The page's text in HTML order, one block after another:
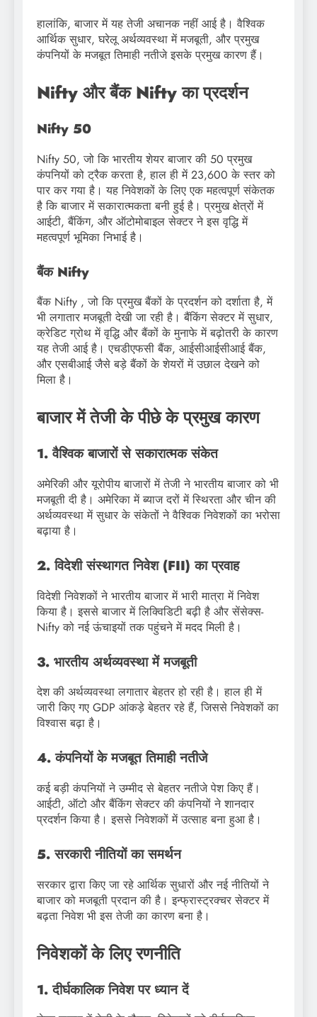
हालांकि, बाजार में यह तेजी अचानक नहीं आई है। वैश्विक
आर्थिक सुधार, घरेलू अर्थव्यवस्था में मजबूती, और प्रमुख
कंपनियों के मजबूत तिमाही नतीजे इसके प्रमुख कारण हैं।
Nifty और बैंक Nifty का प्रदर्शन
Nifty 50
Nifty 50, जो कि भारतीय शेयर बाजार की 50 प्रमुख
कंपनियों को ट्रैक करता है, हाल ही में 23,600 के स्तर को
पार कर गया है। यह निवेशकों के लिए एक महत्वपूर्ण संकेतक
है कि बाजार में सकारात्मकता बनी हुई है। प्रमुख क्षेत्रों में
आईटी, बैंकिंग, और ऑटोमोबाइल सेक्टर ने इस वृद्धि में
महत्वपूर्ण भूमिका निभाई है।
बैंक Nifty
बैंक Nifty , जो कि प्रमुख बैंकों के प्रदर्शन को दर्शाता है, में
भी लगातार मजबूती देखी जा रही है। बैंकिंग सेक्टर में सुधार,
क्रेडिट ग्रोथ में वृद्धि और बैंकों के मुनाफे में बढ़ोतरी के कारण
यह तेजी आई है। एचडीएफसी बैंक, आईसीआईसीआई बैंक,
और एसबीआई जैसे बड़े बैंकों के शेयरों में उछाल देखने को
मिला है।
बाजार में तेजी के पीछे के प्रमुख कारण
1. वैश्विक बाजारों से सकारात्मक संकेत
अमेरिकी और यूरोपीय बाजारों में तेजी ने भारतीय बाजार को भी
मजबूती दी है। अमेरिका में ब्याज दरों में स्थिरता और चीन की
अर्थव्यवस्था में सुधार के संकेतों ने वैश्विक निवेशकों का भरोसा
बढ़ाया है।
2. विदेशी संस्थागत निवेश (FII) का प्रवाह
विदेशी निवेशकों ने भारतीय बाजार में भारी मात्रा में निवेश
किया है। इससे बाजार में लिक्विडिटी बढ़ी है और सेंसेक्स-
Nifty को नई ऊंचाइयों तक पहुंचने में मदद मिली है।
3. भारतीय अर्थव्यवस्था में मजबूती
देश की अर्थव्यवस्था लगातार बेहतर हो रही है। हाल ही में
जारी किए गए GDP आंकड़े बेहतर रहे हैं, जिससे निवेशकों का
विश्वास बढ़ा है।
4. कंपनियों के मजबूत तिमाही नतीजे
कई बड़ी कंपनियों ने उम्मीद से बेहतर नतीजे पेश किए हैं।
आईटी, ऑटो और बैंकिंग सेक्टर की कंपनियों ने शानदार
प्रदर्शन किया है। इससे निवेशकों में उत्साह बना हुआ है।
5. सरकारी नीतियों का समर्थन
सरकार द्वारा किए जा रहे आर्थिक सुधारों और नई नीतियों ने
बाजार को मजबूती प्रदान की है। इन्फ्रास्ट्रक्चर सेक्टर में
बढ़ता निवेश भी इस तेजी का कारण बना है।
निवेशकों के लिए रणनीति
1. दीर्घकालिक निवेश पर ध्यान दें